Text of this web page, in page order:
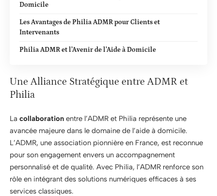
Domicile
Les Avantages de Philia ADMR pour Clients et
Intervenants
Philia ADMR et l’Avenir de l’Aide à Domicile
Une Alliance Stratégique entre ADMR et
Philia
La collaboration entre l’ADMR et Philia représente une
avancée majeure dans le domaine de l’aide à domicile.
L’ADMR, une association pionnière en France, est reconnue
pour son engagement envers un accompagnement
personnalisé et de qualité. Avec Philia, l’ADMR renforce son
rôle en intégrant des solutions numériques efficaces à ses
services classiques.